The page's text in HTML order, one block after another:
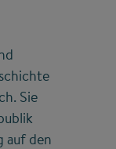
Sie
auf den